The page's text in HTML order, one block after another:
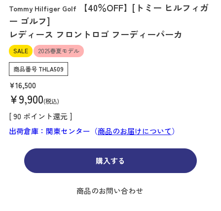
Tommy Hilfiger Golf
【40％OFF】[トミー ヒルフィガ
ー ゴルフ]
レディース フロントロゴ フーディーパーカ
SALE 2025春夏モデル
商品番号 THLA509
¥16,500
¥9,900 税込
[90 ポイント還元 ]
出荷倉庫：関東センター（商品のお届けについて）
購入する
商品のお問い合わせ